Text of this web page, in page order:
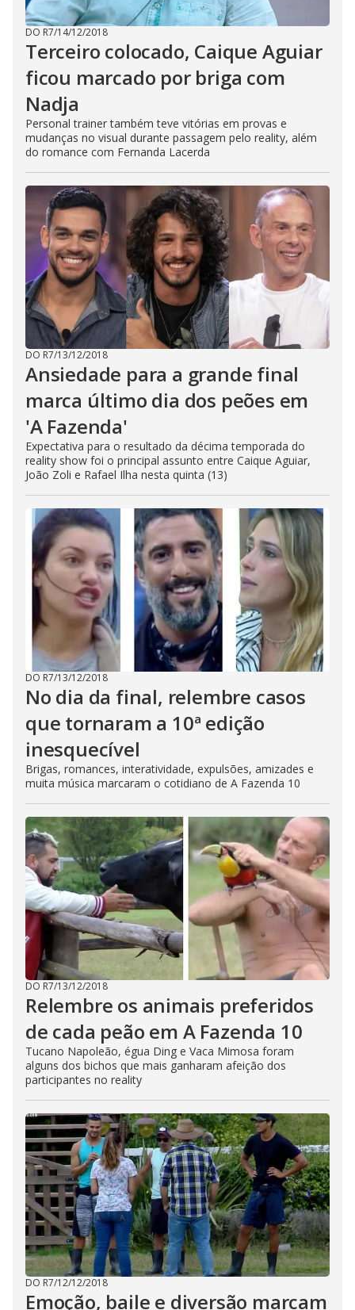
DO R7/14/12/2018
Terceiro colocado, Caique Aguiar
ficou marcado por briga com
Nadja
Personal trainer também teve vitórias em provas e
mudanças no visual durante passagem pelo reality, além
do romance com Fernanda Lacerda
DO R7/13/12/2018
Ansiedade para a grande final
marca último dia dos peões em
'A Fazenda'
Expectativa para o resultado da décima temporada do
reality show foi o principal assunto entre Caique Aguiar,
João Zoli e Rafael Ilha nesta quinta (13)
DO R7/13/12/2018
No dia da final, relembre casos
que tornaram a 10ª edição
inesquecível
Brigas, romances, interatividade, expulsões, amizades e
muita música marcaram o cotidiano de A Fazenda 10
DO R7/13/12/2018
Relembre os animais preferidos
de cada peão em A Fazenda 10
Tucano Napoleão, égua Ding e Vaca Mimosa foram
alguns dos bichos que mais ganharam afeição dos
participantes no reality
DO R7/12/12/2018
Emoção, baile e diversão marcam